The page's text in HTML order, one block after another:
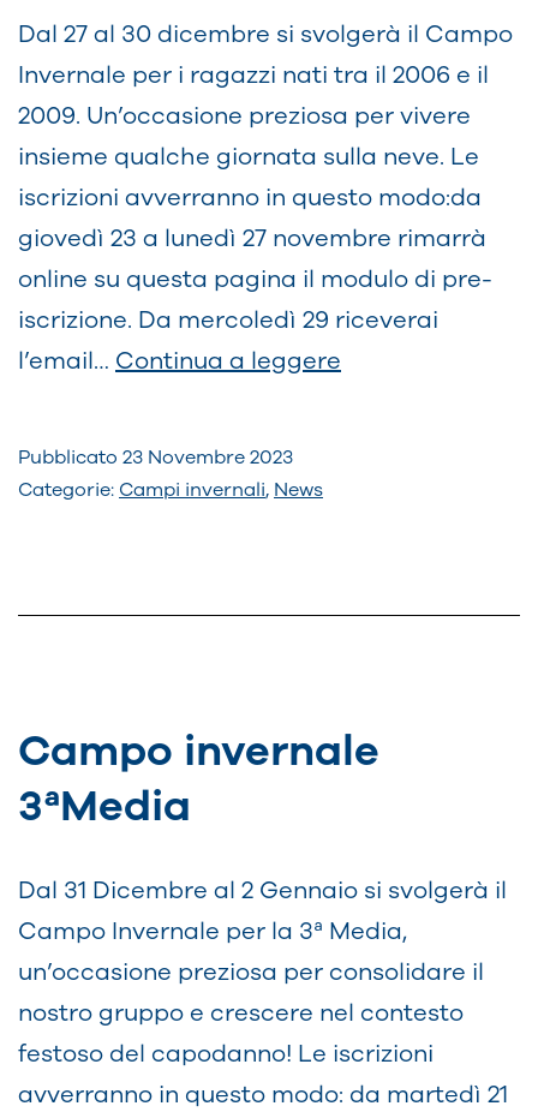
Dal 27 al 30 dicembre si svolgerà il Campo
Invernale per i ragazzi nati tra il 2006 e il
2009. Un’occasione preziosa per vivere
insieme qualche giornata sulla neve. Le
iscrizioni avverranno in questo modo:da
giovedì 23 a lunedì 27 novembre rimarrà
online su questa pagina il modulo di pre-
iscrizione. Da mercoledì 29 riceverai
l’email… Continua a leggere
Pubblicato 23 Novembre 2023
Categorie: Campi invernali, News
Campo invernale
3ªMedia
Dal 31 Dicembre al 2 Gennaio si svolgerà il
Campo Invernale per la 3ª Media,
un’occasione preziosa per consolidare il
nostro gruppo e crescere nel contesto
festoso del capodanno! Le iscrizioni
avverranno in questo modo: da martedì 21